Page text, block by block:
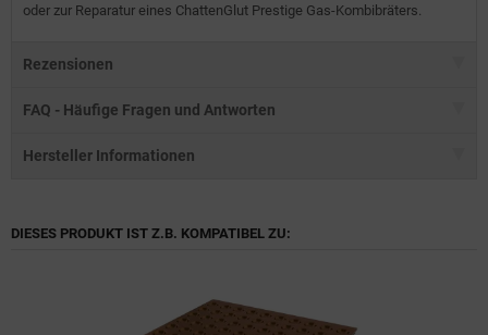
oder zur Reparatur eines ChattenGlut Prestige Gas-Kombibräters.
Rezensionen
FAQ - Häufige Fragen und Antworten
Hersteller Informationen
DIESES PRODUKT IST Z.B. KOMPATIBEL ZU: